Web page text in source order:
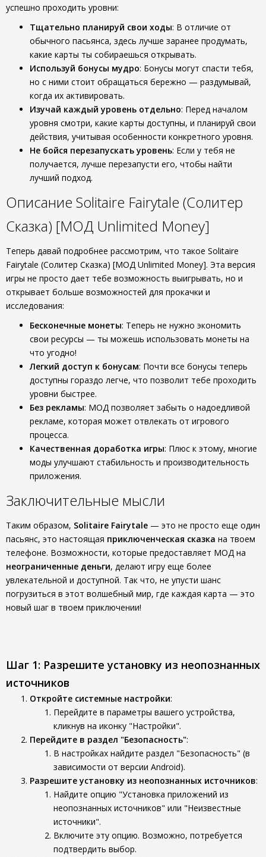
успешно проходить уровни:
Тщательно планируй свои ходы: В отличие от
обычного пасьянса, здесь лучше заранее продумать,
какие карты ты собираешься открывать.
Используй бонусы мудро: Бонусы могут спасти тебя,
но с ними стоит обращаться бережно — раздумывай,
когда их активировать.
Изучай каждый уровень отдельно: Перед началом
уровня смотри, какие карты доступны, и планируй свои
действия, учитывая особенности конкретного уровня.
Не бойся перезапускать уровень: Если у тебя не
получается, лучше перезапусти его, чтобы найти
лучший подход.
Описание Solitaire Fairytale (Солитер
Сказка) [МОД Unlimited Money]
Теперь давай подробнее рассмотрим, что такое Solitaire
Fairytale (Солитер Сказка) [МОД Unlimited Money]. Эта версия
игры не просто дает тебе возможность выигрывать, но и
открывает больше возможностей для прокачки и
исследования:
Бесконечные монеты: Теперь не нужно экономить
свои ресурсы — ты можешь использовать монеты на
что угодно!
Легкий доступ к бонусам: Почти все бонусы теперь
доступны гораздо легче, что позволит тебе проходить
уровни быстрее.
Без рекламы: МОД позволяет забыть о надоедливой
рекламе, которая может отвлекать от игрового
процесса.
Качественная доработка игры: Плюс к этому, многие
моды улучшают стабильность и производительность
приложения.
Заключительные мысли
Таким образом, Solitaire Fairytale — это не просто еще один
пасьянс, это настоящая приключенческая сказка на твоем
телефоне. Возможности, которые предоставляет МОД на
неограниченные деньги, делают игру еще более
увлекательной и доступной. Так что, не упусти шанс
погрузиться в этот волшебный мир, где каждая карта — это
новый шаг в твоем приключении!
Шаг 1: Разрешите установку из неопознанных
источников
Откройте системные настройки:
Перейдите в параметры вашего устройства,
кликнув на иконку "Настройки".
Перейдите в раздел "Безопасность":
В настройках найдите раздел "Безопасность" (в
зависимости от версии Android).
Разрешите установку из неопознанных источников:
Найдите опцию "Установка приложений из
неопознанных источников" или "Неизвестные
источники".
Включите эту опцию. Возможно, потребуется
подтвердить выбор.